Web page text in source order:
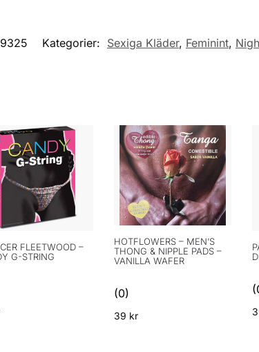
Kategorier: Sexiga Kläder, Feminint,
FLEETWOOD –
G-STRING
HOTFLOWERS – MEN’S
THONG & NIPPLE PADS –
VANILLA WAFER
(0)
39 kr